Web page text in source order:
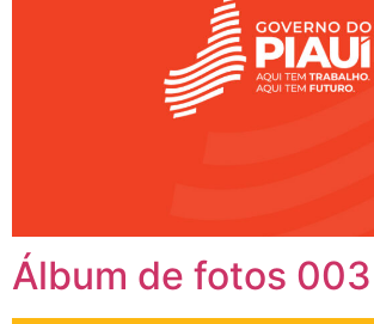
Álbum de fotos 003